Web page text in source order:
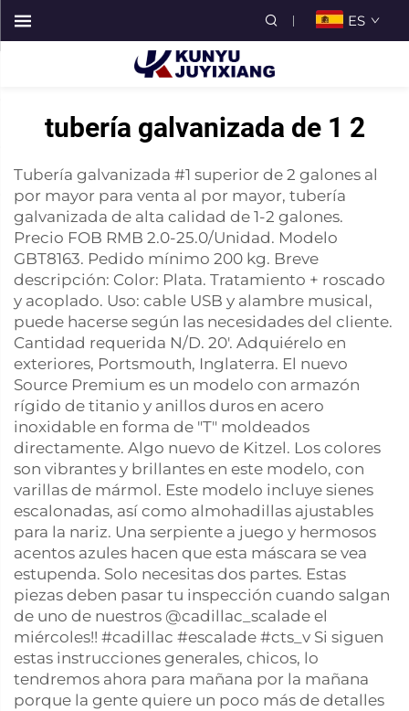
ES
tubería galvanizada de 1 2
Tubería galvanizada #1 superior de 2 galones al
por mayor para venta al por mayor, tubería
galvanizada de alta calidad de 1-2 galones.
Precio FOB RMB 2.0-25.0/Unidad. Modelo
GBT8163. Pedido mínimo 200 kg. Breve
descripción: Color: Plata. Tratamiento + roscado
y acoplado. Uso: cable USB y alambre musical,
puede hacerse según las necesidades del cliente.
Cantidad requerida N/D. 20'. Adquiérelo en
exteriores, Portsmouth, Inglaterra. El nuevo
Source Premium es un modelo con armazón
rígido de titanio y anillos duros en acero
inoxidable en forma de "T" moldeados
directamente. Algo nuevo de Kitzel. Los colores
son vibrantes y brillantes en este modelo, con
varillas de mármol. Este modelo incluye sienes
escalonadas, así como almohadillas ajustables
para la nariz. Una serpiente a juego y hermosos
acentos azules hacen que esta máscara se vea
estupenda. Solo necesitas dos partes. Estas
piezas deben pasar tu inspección cuando salgan
de uno de nuestros @cadillac_scalade el
miércoles!! #cadillac #escalade #cts_v Si siguen
estas instrucciones generales, chicos, lo
tendremos ahora para mañana por la mañana
porque la gente quiere un poco más de detalles